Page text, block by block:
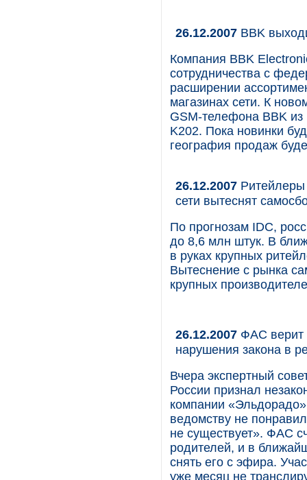
26.12.2007 BBK
Компания BBK
сотрудничества с
расширении
магазинах сети. К
GSM-телефона BBK
K202. Пока новинки
география продаж
26.12.2007
сети вытеснят
По прогнозам IDC,
до 8,6 млн штук. В
в руках крупных
Вытеснение с рынка
крупных
26.12.2007 ФАС верит
нарушения закона в
Вчера экспертный
России признал
компании
ведомству не
не существует». ФАС
родителей, и в
снять его с эфира.
уже месяц не